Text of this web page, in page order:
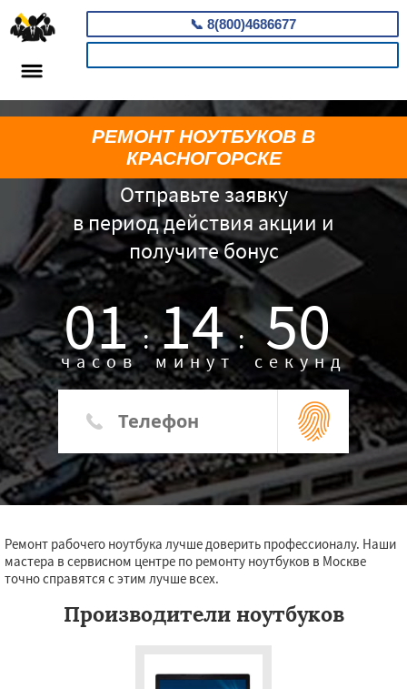
📞 8(800)4686677
Отправьте заявку
в период действия акции и
получите бонус
01 :
часов 14 :
минут 49
секунд
РЕМОНТ НОУТБУКОВ В
КРАСНОГОРСКЕ
Ремонт рабочего ноутбука лучше доверить профессионалу. Наши
мастера в сервисном центре по ремонту ноутбуков в Москве
точно справятся с этим лучше всех.
Производители ноутбуков